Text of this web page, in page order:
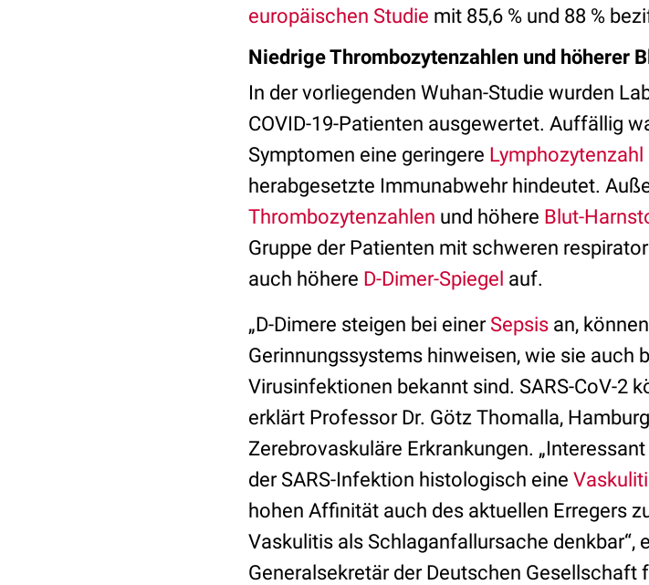
europäischen Studie mit 85,6 % und 88 %
Niedrige Thrombozytenzahlen und
In der vorliegenden Wuhan-Studie wurden
COVID-19-Patienten ausgewertet. Auffällig
Symptomen eine geringere Lymphozytenzahl
herabgesetzte Immunabwehr hindeutet.
Thrombozytenzahlen und höhere Blut-
Gruppe der Patienten mit schweren
auch höhere D-Dimer-Spiegel auf.
„D-Dimere steigen bei einer Sepsis an,
Gerinnungssystems hinweisen, wie sie auch
Virusinfektionen bekannt sind. SARS-CoV-2
erklärt Professor Dr. Götz Thomalla,
Zerebrovaskuläre Erkrankungen.
der SARS-Infektion histologisch eine
hohen Affinität auch des aktuellen Erregers
Vaskulitis als Schlaganfallursache denkbar“,
Generalsekretär der Deutschen Gesellschaft